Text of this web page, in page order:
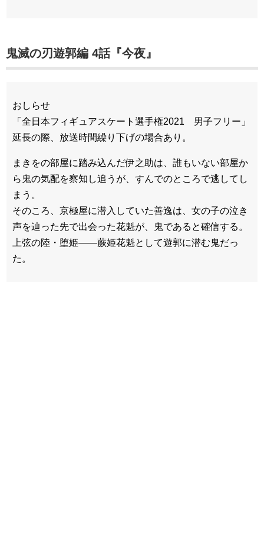
鬼滅の刃遊郭編 4話『今夜』
おしらせ
「全日本フィギュアスケート選手権2021 男子フリー」
延長の際、放送時間繰り下げの場合あり。
まきをの部屋に踏み込んだ伊之助は、誰もいない部屋か
ら鬼の気配を察知し追うが、すんでのところで逃してし
まう。
そのころ、京極屋に潜入していた善逸は、女の子の泣き
声を辿った先で出会った花魁が、鬼であると確信する。
上弦の陸・堕姫——蕨姫花魁として遊郭に潜む鬼だっ
た。